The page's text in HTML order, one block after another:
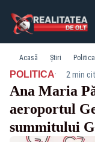
Acasă Știri Politica
POLITICA· 2 min
Ana Maria
aeroportul
summitului